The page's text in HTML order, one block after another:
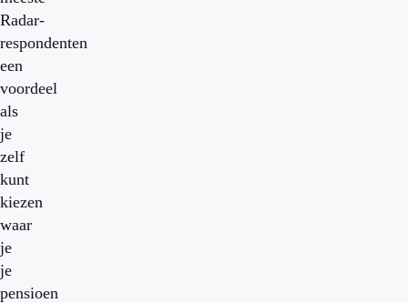
Radar-
respondenten
een
voordeel
als
je
zelf
kunt
kiezen
waar
je
je
pensioen